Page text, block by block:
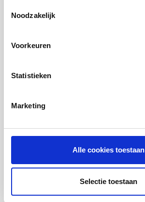
Noodzakelijk
Voorkeuren
Statistieken
Marketing
Alle cookies toestaan
Selectie toestaan
KEGELFILTERS - CONISCHE FILTERS
ONDERHOUD WTW VENTILATIE
Mijn account
Mijn bestellingen
OVER ONS